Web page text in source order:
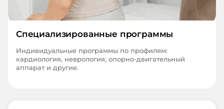
Специализированные программы
Индивидуальные программы по профилям:
кардиология, неврология, опорно-двигательный
аппарат и другие.